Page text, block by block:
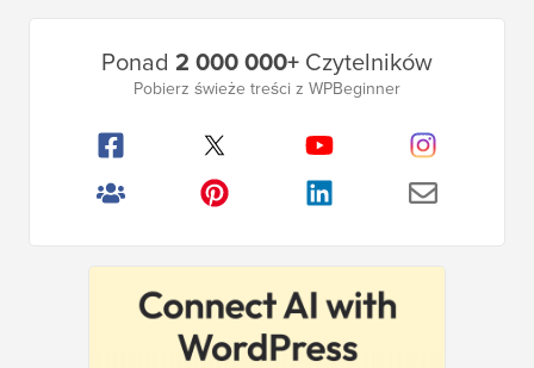
Ponad 2 000 000+ Czytelników
Pobierz świeże treści z WPBeginner